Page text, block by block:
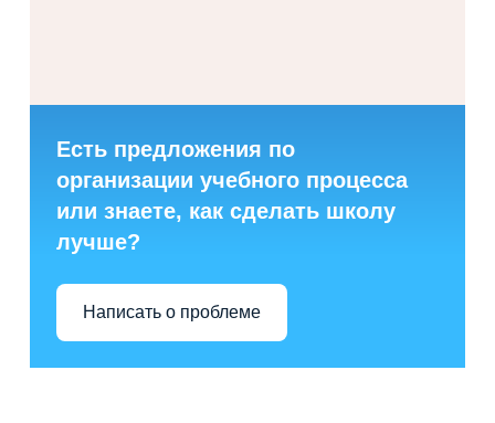
Есть предложения по
организации учебного процесса
или знаете, как сделать школу
лучше?
Написать о проблеме